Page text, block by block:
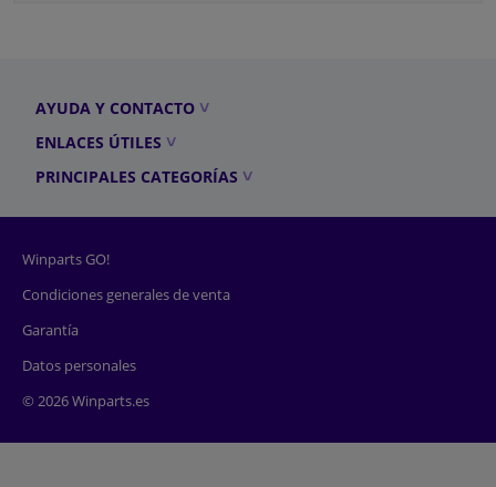
AYUDA Y CONTACTO
ENLACES ÚTILES
PRINCIPALES CATEGORÍAS
Winparts GO!
Condiciones generales de venta
Garantía
Datos personales
© 2026 Winparts.es